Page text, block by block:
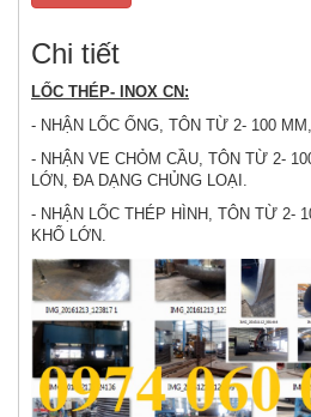
Chi tiết
LỐC THÉP- INOX CN:
- NHẬN LỐC ỐNG, TÔN TỪ 2- 100
- NHẬN VE CHỎM CẦU, TÔN TỪ 2-
LỚN, ĐA DẠNG CHỦNG LOẠI.
- NHẬN LỐC THÉP HÌNH, TÔN TỪ 2-
KHỔ LỚN.